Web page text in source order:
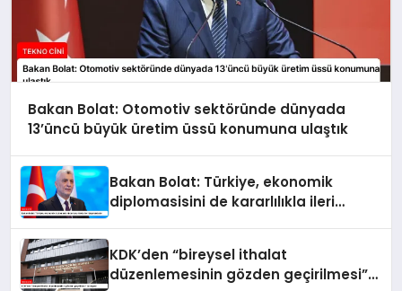
Bakan Bolat: Otomotiv sektöründe dünyada
13’üncü büyük üretim üssü konumuna ulaştık
Bakan Bolat: Türkiye, ekonomik
diplomasisini de kararlılıkla ileri
KDK’den “bireysel ithalat
düzenlemesinin gözden geçirilmesi”